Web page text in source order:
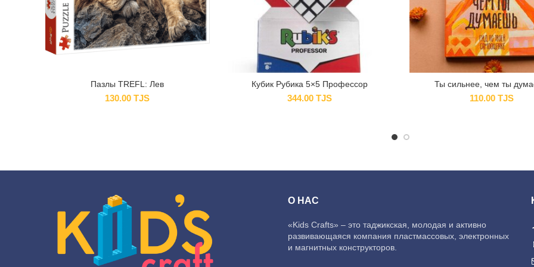
Пазлы TREFL: Лев
130.00TJS
Кубик Рубика 5×5 Профессор
344.00 TJS
Ты сильнее, чем ты
110.00 TJS
О НАС
«Kids Crafts» – это таджикская, молодая и активно
развивающаяся компания пластмассовых, электронных
и магнитных конструкторов.